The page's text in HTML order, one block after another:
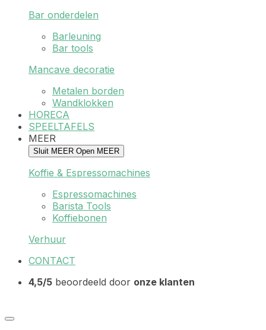
Bar onderdelen
Barleuning
Bar tools
Mancave decoratie
Metalen borden
Wandklokken
HORECA
SPEELTAFELS
MEER
Sluit MEER Open MEER
Koffie & Espressomachines
Espressomachines
Barista Tools
Koffiebonen
Verhuur
CONTACT
4,5/5 beoordeeld door onze klanten